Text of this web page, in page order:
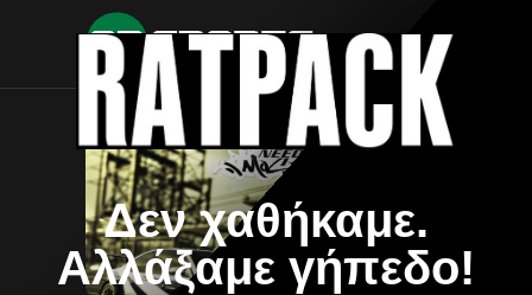
Δεν χαθήκαμε.
Αλλάξαμε γήπεδο!